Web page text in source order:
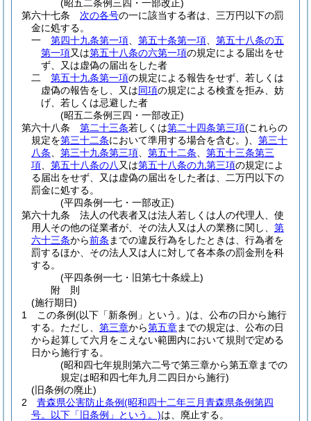
(昭五二条例三四・一部改正)
第六十七条
次の各号の一に該当する者は、三万円以下の罰
金に処する。
一
第四十九条第一項 第五十条第一項
第五十八条の五
第一項又は第五十八条の六第一項の規定による届出をせ
ず、又は虚偽の届出をした者
二
第五十九条第一項の規定による報告をせず、若しくは
虚偽の報告をし、又は同項の規定による検査を拒み、妨
げ、若しくは忌避した者
(昭五二条例三四・一部改正)
第六十八条
第二十三条若しくは第二十四条第三項(これらの
規定を第三十二条において準用する場合を含む。)
第三十
八条
第三十九条第三項 第五十二条
第五十三条第三
項
第五十八条の八 又は第五十八条の九第三項の規定によ
る届出をせず、又は虚偽の届出をした者は、二万円以下の
罰金に処する。
(平四条例一七・一部改正)
第六十九条
法人の代表者又は法人若しくは人の代理人、使
用人その他の従業者が、その法人又は人の業務に関し、 第
六十三条から前条 までの違反行為をしたときは、行為者を
罰するほか、その法人又は人に対して各本条の罰金刑を科
する。
(平四条例一七・旧第七十条繰上)
附 則
(施行期日)
1
この条例(以下「新条例」という。)は、公布の日から施行
する。 ただし、 第三章から第五章までの規定は、公布の日
から起算して六月をこえない範囲内において規則で定める
日から施行する。
(昭和四七年規則第六二号で第三章から第五章までの
規定は昭和四七年九月二四日から施行)
(旧条例の廃止)
2
青森県公害防止条例(昭和四十二年三月青森県条例第四
号。以下「旧条例」という。)は、廃止する。